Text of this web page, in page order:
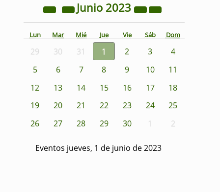
Junio 2023
Lun Mar Mié Jue Vie Sáb Dom
29 30 31 1 2 3
4
5
6 7 8 9 10
11
12
13 14 15 16 17
18
19
20 21 22 23 24
25
26
27 28 29 30 1 2
Eventos jueves, 1 de junio de 2023